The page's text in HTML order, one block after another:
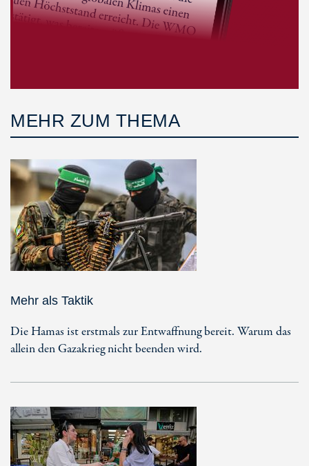
MEHR ZUM THEMA
Mehr als Taktik
Die Hamas ist erstmals zur Entwaffnung bereit. Warum das
allein den Gazakrieg nicht beenden wird.